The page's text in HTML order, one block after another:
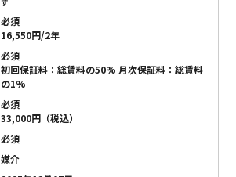
す
必須
16,550円/2年
必須
初回保証料：総賃料の50% 月次保証料：総賃料
の1%
必須
33,000円（税込）
必須
媒介